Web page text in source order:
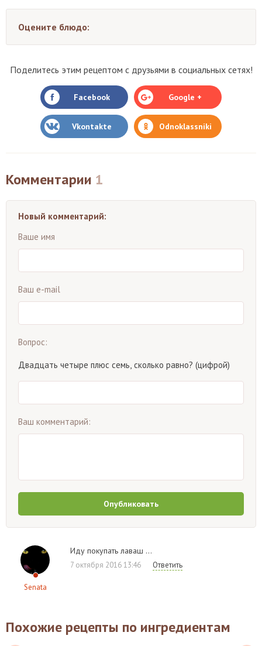
Оцените блюдо:
Поделитесь этим рецептом с друзьями в социальных сетях!
Facebook Google +
Vkontakte Odnoklassniki
Комментарии 1
Новый комментарий:
Ваше имя
Ваш e-mail
Вопрос:
Двадцать четыре плюс семь, сколько равно? (цифрой)
Ваш комментарий:
Опубликовать
Senata
Иду покупать лаваш ...
7 октября 2016 13:46 Ответить
Похожие рецепты по ингредиентам